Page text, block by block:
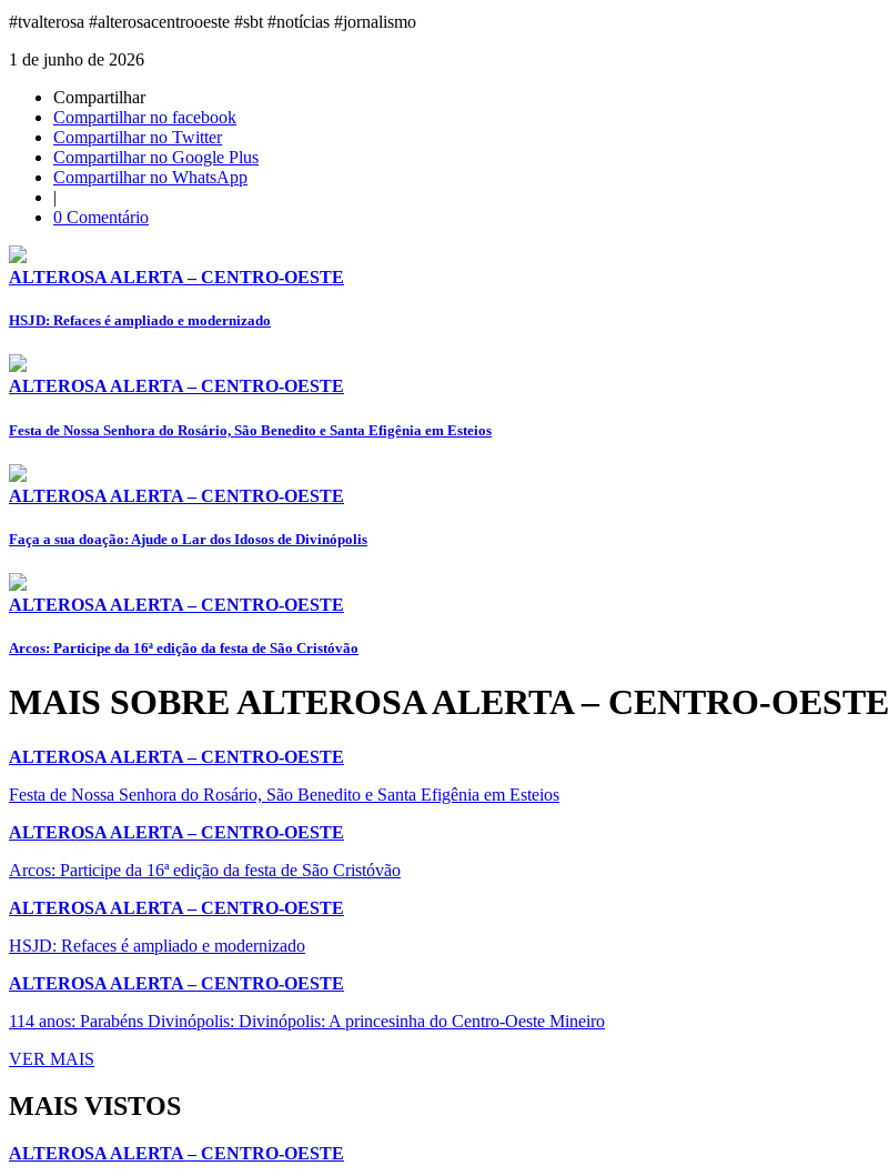
#tvalterosa #alterosacentrooeste #sbt #notícias #jornalismo
1 de junho de 2026
Compartilhar
Compartilhar no facebook
Compartilhar no Twitter
Compartilhar no Google Plus
Compartilhar no WhatsApp
|
0 Comentário
ALTEROSA ALERTA – CENTRO-OESTE
HSJD: Refaces é ampliado e modernizado
ALTEROSA ALERTA – CENTRO-OESTE
Festa de Nossa Senhora do Rosário, São Benedito e Santa Efigênia em Esteios
ALTEROSA ALERTA – CENTRO-OESTE
Faça a sua doação: Ajude o Lar dos Idosos de Divinópolis
ALTEROSA ALERTA – CENTRO-OESTE
Arcos: Participe da 16ª edição da festa de São Cristóvão
MAIS SOBRE ALTEROSA ALERTA – CENTRO-OESTE
ALTEROSA ALERTA – CENTRO-OESTE
Festa de Nossa Senhora do Rosário, São Benedito e Santa Efigênia em Esteios
ALTEROSA ALERTA – CENTRO-OESTE
Arcos: Participe da 16ª edição da festa de São Cristóvão
ALTEROSA ALERTA – CENTRO-OESTE
HSJD: Refaces é ampliado e modernizado
ALTEROSA ALERTA – CENTRO-OESTE
114 anos: Parabéns Divinópolis: Divinópolis: A princesinha do Centro-Oeste Mineiro
VER MAIS
MAIS VISTOS
ALTEROSA ALERTA – CENTRO-OESTE